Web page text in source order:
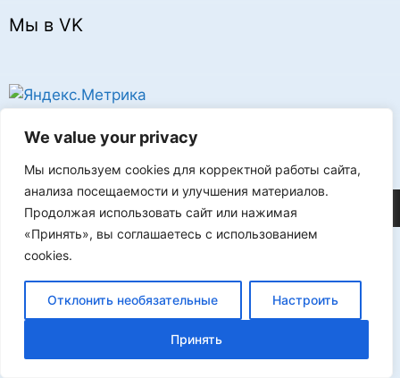
We value your privacy
Мы используем cookies для корректной работы сайта,
анализа посещаемости и улучшения материалов.
Продолжая использовать сайт или нажимая
«Принять», вы соглашаетесь с использованием
cookies.
Отклонить необязательные Настроить
Принять
Мы в VK
Реклама
©2026 FLProg